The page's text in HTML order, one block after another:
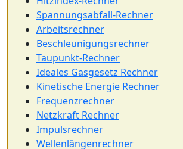
Spannungsabfall-Rechner
Arbeitsrechner
Beschleunigungsrechner
Taupunkt-Rechner
Ideales Gasgesetz Rechner
Kinetische Energie Rechner
Frequenzrechner
Netzkraft Rechner
Impulsrechner
Wellenlängenrechner